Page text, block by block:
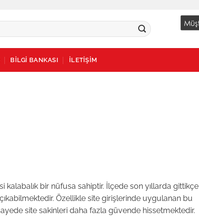
BİLGİ BANKASI İLETİŞİM
bir nüfusa sahiptir. İlçede son yıllarda gittikçe
Özellikle site girişlerinde uygulanan bu
site sakinleri daha fazla güvende hissetmektedir.